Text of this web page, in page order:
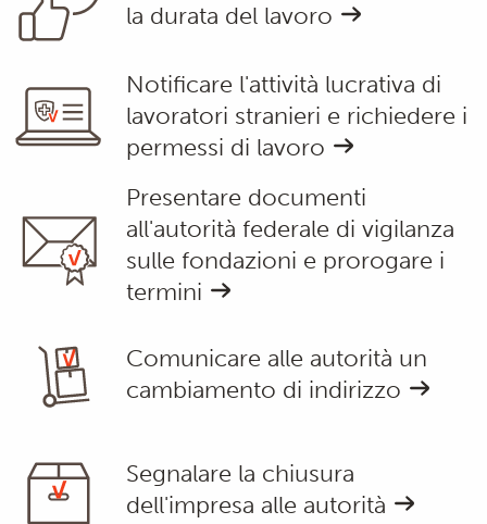
la durata del lavoro
Notificare l'attività lucrativa di
lavoratori stranieri e richiedere i
permessi di lavoro
Presentare documenti
all'autorità federale di vigilanza
sulle fondazioni e prorogare i
termini
Comunicare alle autorità un
cambiamento di indirizzo
Segnalare la chiusura
dell'impresa alle autorità